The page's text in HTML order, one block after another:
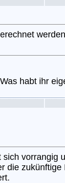
habt ihr
sich vorrangig
die zukünftige